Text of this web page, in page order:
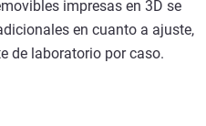
impresas en 3D se
en cuanto a ajuste,
de laboratorio por caso.